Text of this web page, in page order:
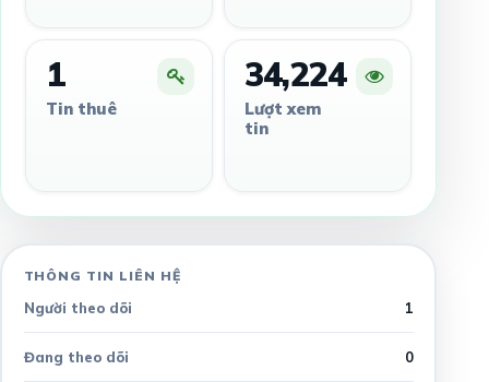
1
Tin thuê
34,224
Lượt xem
tin
THÔNG TIN LIÊN HỆ
Người theo dõi 1
Đang theo dõi 0